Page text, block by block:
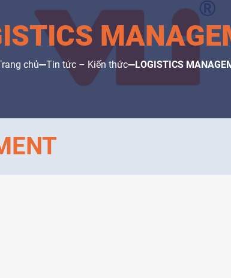
chủ Tin tức – Kiến thức LOGISTICS